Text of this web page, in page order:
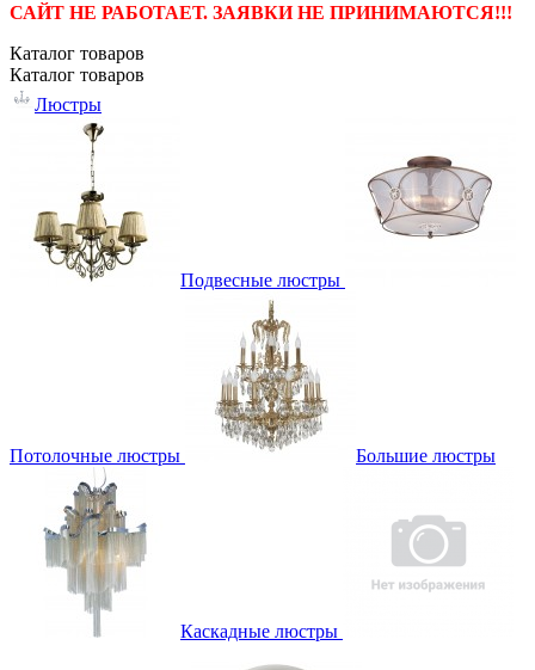
САЙТ НЕ РАБОТАЕТ. ЗАЯВКИ НЕ ПРИНИМАЮТСЯ!!!
Каталог товаров
Каталог товаров
Люстры
Подвесные люстры
Потолочные люстры Большие люстры
Каскадные люстры